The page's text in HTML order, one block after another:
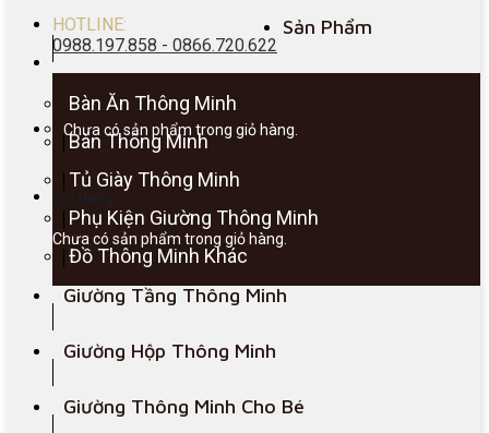
HOTLINE:
0988.197.858 - 0866.720.622
Chưa có sản phẩm trong giỏ hàng.
Giỏ hàng
Chưa có sản phẩm trong giỏ hàng.
Sản Phẩm
Bàn Ăn Thông Minh
Bàn Thông Minh
Tủ Giày Thông Minh
Phụ Kiện Giường Thông Minh
Đồ Thông Minh Khác
Giường Tầng Thông Minh
Giường Hộp Thông Minh
Giường Thông Minh Cho Bé